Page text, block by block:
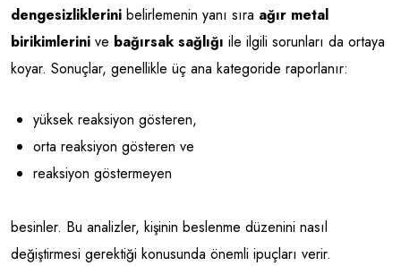
dengesizliklerini belirlemenin yanı sıra ağır metal
birikimlerini ve bağırsak sağlığı ile ilgili sorunları da ortaya
koyar. Sonuçlar, genellikle üç ana kategoride raporlanır:
yüksek reaksiyon gösteren,
orta reaksiyon gösteren ve
reaksiyon göstermeyen
besinler. Bu analizler, kişinin beslenme düzenini nasıl
değiştirmesi gerektiği konusunda önemli ipuçları verir.